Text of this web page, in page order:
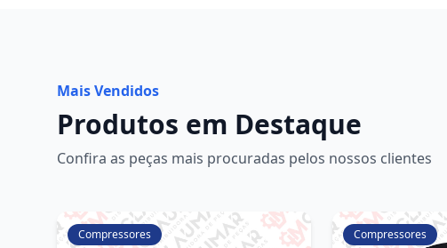
Mais Vendidos
Produtos em Destaque
Confira as peças mais procuradas pelos nossos clientes
Compressores Compressores